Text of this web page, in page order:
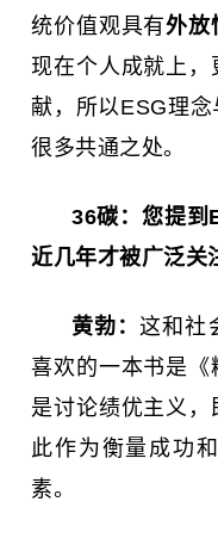
统价值观具有外放
现在个人成就上
献，所以ESG理
很多共通之处。
36碳： 您提到
近几年才被广泛关
黄勃：这和社
喜欢的一本书是
是讨论绩优主义
此作为衡量成功
素。